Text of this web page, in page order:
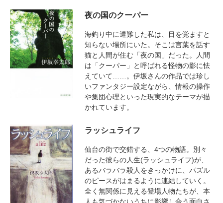
夜の国のクーパー
海釣り中に遭難した私は、目を覚ますと
知らない場所にいた。そこは言葉を話す
猫と人間が住む「夜の国」だった。人間
は「クーパー」と呼ばれる怪物の影に怯
えていて……。伊坂さんの作品では珍し
いファンタジー設定ながら、情報の操作
や集団心理といった現実的なテーマが描
かれています。
ラッシュライフ
仙台の街で交錯する、4つの物語。別々
だった彼らの人生(ラッシュライフ)が、
あるバラバラ殺人をきっかけに、パズル
のピースがはまるように連結していく。
全く無関係に見える登場人物たちが、本